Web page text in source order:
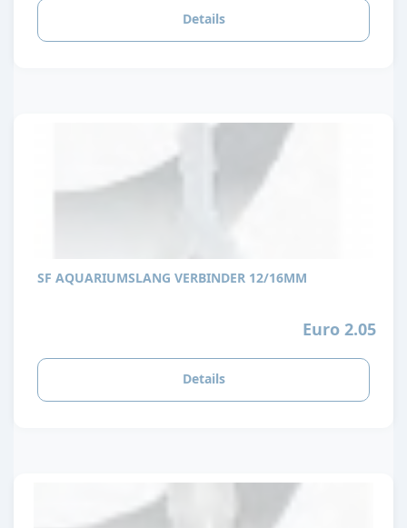
Details
SF AQUARIUMSLANG VERBINDER 12/16MM
Euro 2.05
Details